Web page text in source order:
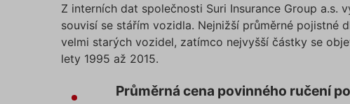
Z interních dat společnosti Suri Insurance Group a.s.
souvisí se stářím vozidla. Nejnižší průměrné pojistné
velmi starých vozidel, zatímco nejvyšší částky se
lety 1995 až 2015.
Průměrná cena povinného ručení podle
Průměrná cena povinného ručení
gclid